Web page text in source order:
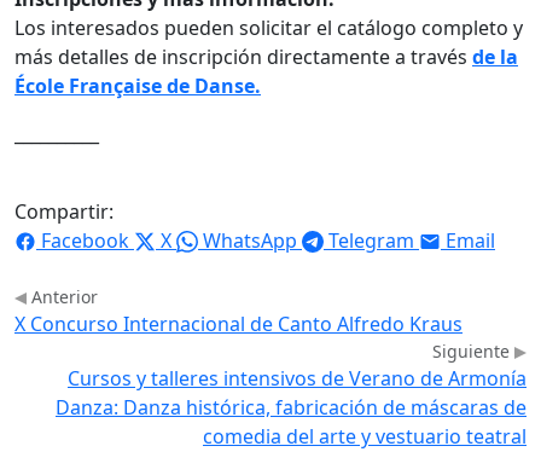
Los interesados pueden solicitar el catálogo completo y
más detalles de inscripción directamente a través de la
École Française de Danse.
Compartir:
Facebook
X WhatsApp Telegram Email
Anterior
X Concurso Internacional de Canto Alfredo Kraus
Siguiente
Cursos y talleres intensivos de Verano de Armonía
Danza: Danza histórica, fabricación de máscaras de
comedia del arte y vestuario teatral